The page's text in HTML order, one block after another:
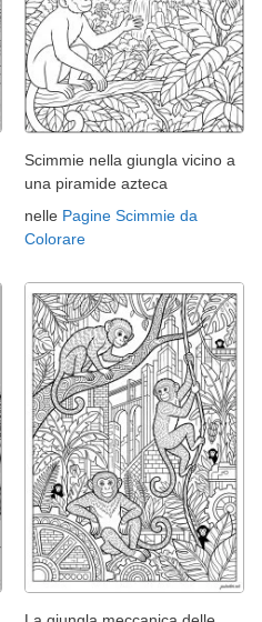
Scimmie nella giungla vicino a
una piramide azteca
nelle Pagine Scimmie da
Colorare